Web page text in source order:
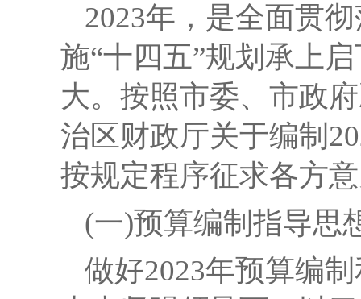
2023年 ，是全面贯
施“十四五”规划承上
大。 按照市委、市政
治区财政厅关于编制
按规定程序征求各方
(一)预算编制指导思
做好2023年预算编